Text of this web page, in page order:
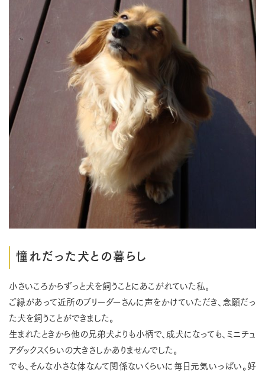
憧れだった犬との暮らし
小さいころからずっと犬を飼うことにあこがれていた私。
ご縁があって近所のブリーダーさんに声をかけていただき、念願だっ
た犬を飼うことができました。
生まれたときから他の兄弟犬よりも小柄で、成犬になっても、ミニチュ
アダックスくらいの大きさしかありませんでした。
でも、そんな小さな体なんて関係ないくらいに毎日元気いっぱい。好